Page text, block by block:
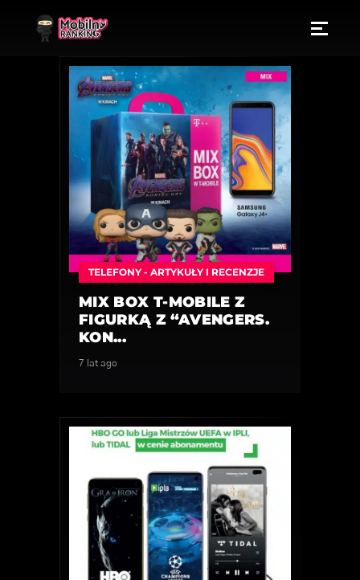
TELEFONY - ARTYKUŁY I RECENZJE
MIX BOX T-MOBILE Z
FIGURKĄ Z “AVENGERS.
KON...
7 lat ago